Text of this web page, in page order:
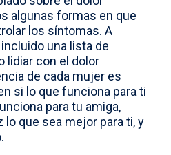
algunas formas en que
los síntomas. A
una lista de
lidiar con el dolor
de cada mujer es
si lo que funciona para ti
para tu amiga,
lo que sea mejor para ti, y